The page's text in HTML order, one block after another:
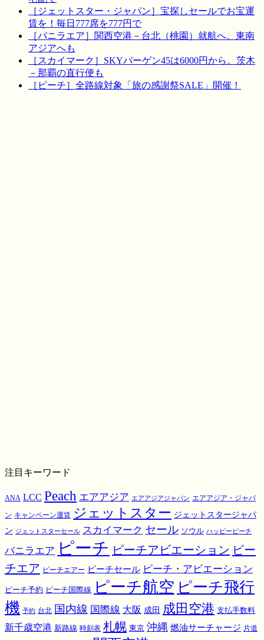
［ジェットスター・ジャパン］宝探しセールでお宝運
賃を！毎日777席を777円で
［バニラエア］関西空港－台北（桃園）就航へ。東南
アジアへも
［スカイマーク］SKYバーゲン45は6000円から。茨木
－那覇の直行便も
［ピーチ］全路線対象「旅の感謝祭SALE」開催！
注目キーワード
ANA LCC Peach エアアジア エアアジアジャパン エアアジア・ジャパ
ン キャンペーン運賃 ジェットスター ジェットスタージャパ
ン ジェットスターセール スカイマーク セール ソウル ハッピーピーチ
バニラエア ピーチ ピーチアビエーション ピー
チエア ピーチエアー ピーチセール ピーチ・アビエーション
ピーチ予約 ピーチ国際線 ピーチ航空 ピーチ飛行
機 予約 台北 国内線 国際線 大阪 成田 成田空港 支払手数料
新千歳空港 新路線 時刻表 札幌 東京 沖縄 燃油サーチャージ 片道